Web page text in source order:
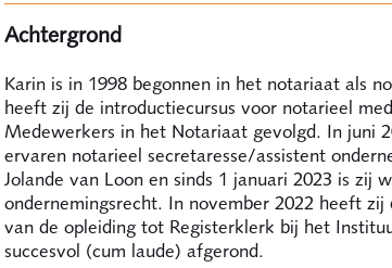
Achtergrond
Karin is in 1998 begonnen in het notariaat als
heeft zij de introductiecursus voor notarieel
Medewerkers in het Notariaat gevolgd. In juni
ervaren notarieel secretaresse/assistent
Jolande van Loon en sinds 1 januari 2023 is zij
ondernemingsrecht. In november 2022 heeft
van de opleiding tot Registerklerk bij het
succesvol (cum laude) afgerond.